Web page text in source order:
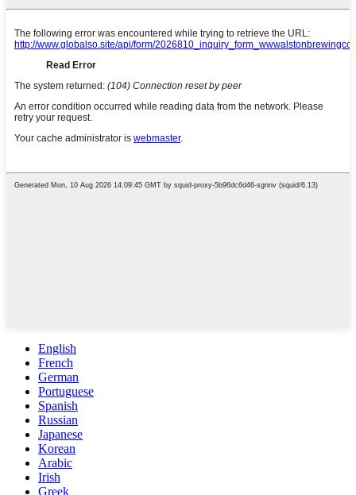
English
French
German
Portuguese
Spanish
Russian
Japanese
Korean
Arabic
Irish
Greek